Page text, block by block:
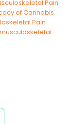
Pain
of Cannabis
Pain